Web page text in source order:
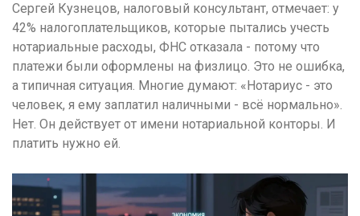
Сергей Кузнецов, налоговый консультант, отмечает: у
42% налогоплательщиков, которые пытались учесть
нотариальные расходы, ФНС отказала - потому что
платежи были оформлены на физлицо. Это не ошибка,
а типичная ситуация. Многие думают: «Нотариус - это
человек, я ему заплатил наличными - всё нормально».
Нет. Он действует от имени нотариальной конторы. И
платить нужно ей.